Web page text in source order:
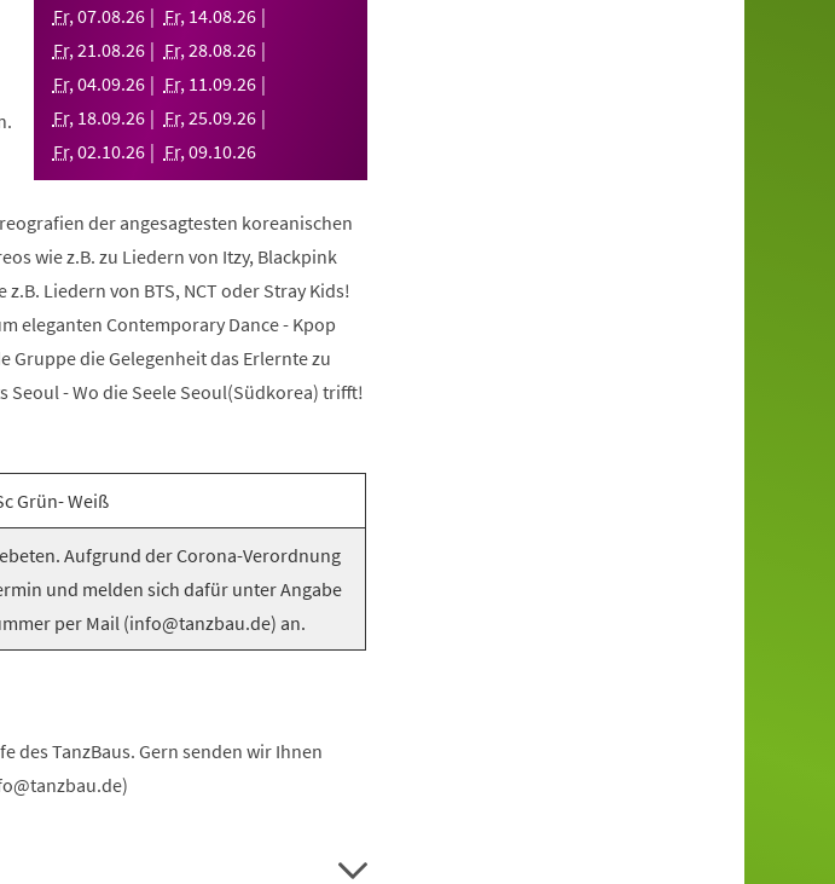
Tab)
Fr,07.08.26 Fr, 14.08.26
Fr,21.08.26 Fr,28.08.26
Fr,04.09.26 Fr, 11.09.26
Fr, 18.09.26 Fr,25.09.26
Fr,02.10.26 Fr,09.10.26
der angesagtesten koreanischen
wie z.B. zu Liedern von Itzy, Blackpink
Liedern von BTS, NCT oder Stray Kids!
eleganten Contemporary Dance - Kpop
die Gelegenheit das Erlernte zu
Seoul - Wo die Seele Seoul(Südkorea) trifft!
Grün- Weiß
Aufgrund der Corona-Verordnung
und melden sich dafür unter Angabe
per Mail (info@tanzbau.de) an.
des TanzBaus. Gern senden wir Ihnen